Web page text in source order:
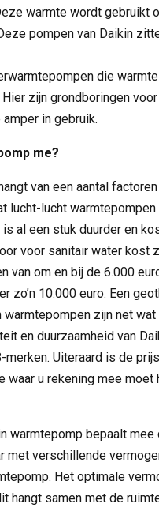
warmte wordt gebruikt
pompen van Daikin
die
zijn grondboringen
in gebruik.
me?
van een aantal
lucht-lucht warmtepompen
al een stuk duurder en
voor sanitair water kost
van om en bij de 6.000
zo’n 10.000 euro. Een
zijn net wat
en duurzaamheid van
Uiteraard is de
u rekening mee moet
warmtepomp bepaalt mee
met verschillende
Het optimale
hangt samen met de